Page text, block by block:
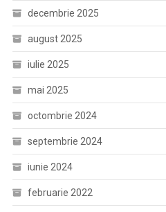
decembrie 2025
august 2025
iulie 2025
mai 2025
octombrie 2024
septembrie 2024
iunie 2024
februarie 2022